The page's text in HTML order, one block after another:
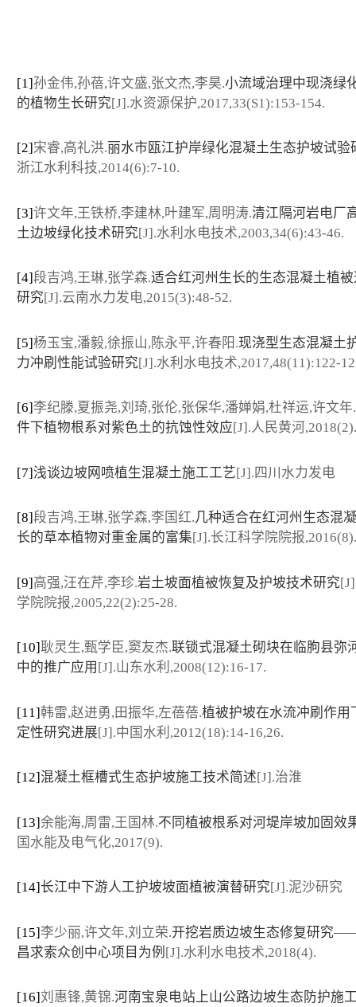
[1]孙金伟,孙蓓,许文盛,张文杰,李昊.小流域治理中现浇绿
的植物生长研究[J].水资源保护,2017,33(S1):153-154.
[2]宋睿,高礼洪.丽水市瓯江护岸绿化混凝土生态护坡试验
浙江水利科技,2014(6):7-10.
[3]许文年,王铁桥,李建林,叶建军,周明涛.清江隔河岩电厂
土边坡绿化技术研究[J].水利水电技术,2003,34(6):43-46.
[4]段吉鸿,王琳,张学森.适合红河州生长的生态混凝土植
研究[J].云南水力发电,2015(3):48-52.
[5]杨玉宝,潘毅,徐振山,陈永平,许春阳.现浇型生态混凝土
力冲刷性能试验研究[J].水利水电技术,2017,48(11):122-
[6]李纪滕,夏振尧,刘琦,张伦,张保华,潘婵娟,杜祥运,许文年.
件下植物根系对紫色土的抗蚀性效应[J].人民黄河,2018(2).
[7]浅谈边坡网喷植生混凝土施工工艺[J].四川水力发电
[8]段吉鸿,王琳,张学森,李国红.几种适合在红河州生态混
长的草本植物对重金属的富集[J].长江科学院院报,2016(8).
[9]高强,汪在芹,李珍.岩土坡面植被恢复及护坡技术研究
学院院报,2005,22(2):25-28.
[10]耿灵生,甄学臣,窦友杰.联锁式混凝土砌块在临朐县弥
中的推广应用 [J].山东水利,2008(12):16-17.
[11]韩雷,赵进勇,田振华,左蓓蓓.植被护坡在水流冲刷作用
定性研究进展[J].中国水利,2012(18):14-16,26.
[12]混凝土框槽式生态护坡施工技术简述[J].治淮
[13]余能海,周雷,王国林.不同植被根系对河堤岸坡加固效
国水能及电气化,2017(9).
[14]长江中下游人工护坡坡面植被演替研究[J].泥沙研究
[15]李少丽,许文年,刘立荣.开挖岩质边坡生态修复研究
昌求索众创中心项目为例 [J].水利水电技术,2018(4).
[16]刘惠锋,黄锦.河南宝泉电站上山公路边坡生态防护施